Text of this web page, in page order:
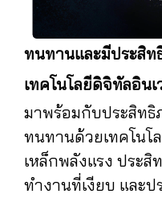
ทนทานและมีประสิท
เทคโนโลยีดิจิทัลอินเ
มาพร้อมกับประสิทธิ
ทนทานด้วยเทคโนโ
เหล็กพลังแรง ประ
ทำงานที่เงียบ และ